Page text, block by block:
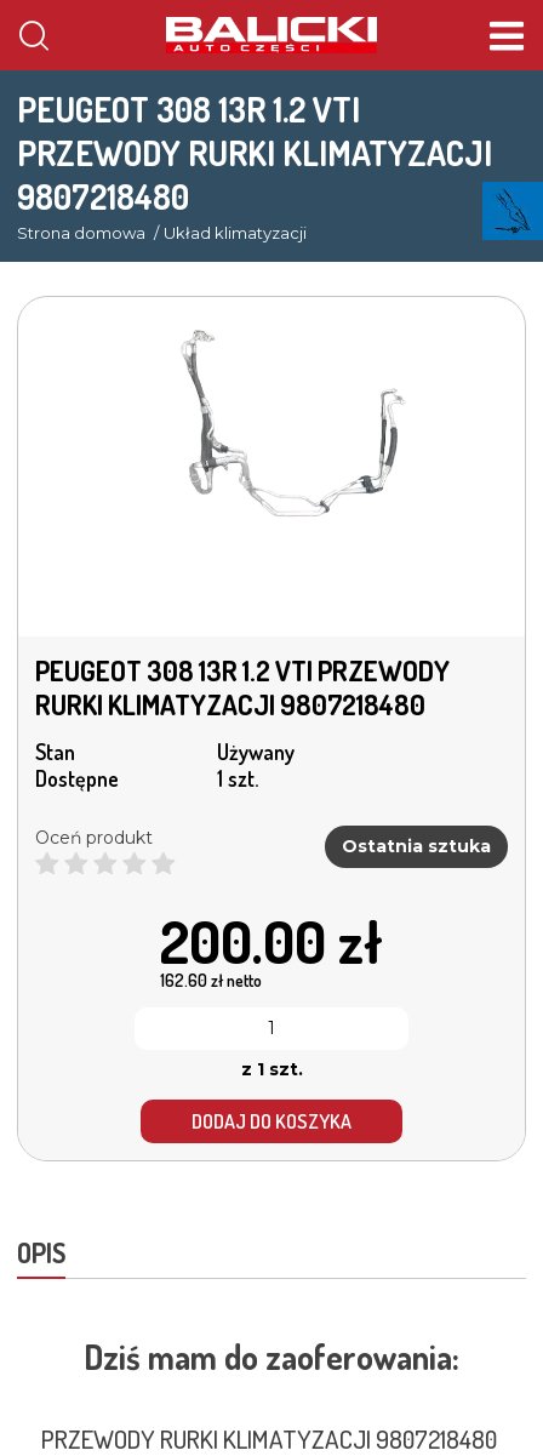
PEUGEOT 308 13R 1.2 VTI
PRZEWODY RURKI KLIMATYZACJI
9807218480
Strona domowa Układ klimatyzacji
PEUGEOT 308 13R 1.2 VTI PRZEWODY
RURKI KLIMATYZACJI 9807218480
Stan
Używany
Dostępne
1 szt.
Oceń produkt Ostatnia sztuka
200.00 zł
162.60zł netto
z 1 szt.
DODAJ DO KOSZYKA
OPIS
Dziś mam do zaoferowania:
PRZEWODY RURKI KLIMATYZACJI 9807218480